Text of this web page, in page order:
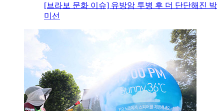
[브라보 문화 이슈] 유방암 투병 후 더 단단해진 박
미선